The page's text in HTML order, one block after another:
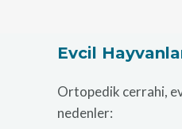
Evcil
Ortopedik cerrahi,
nedenler: